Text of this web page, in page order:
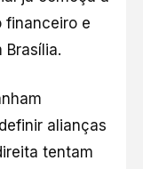
financeiro e
alianças
tentam